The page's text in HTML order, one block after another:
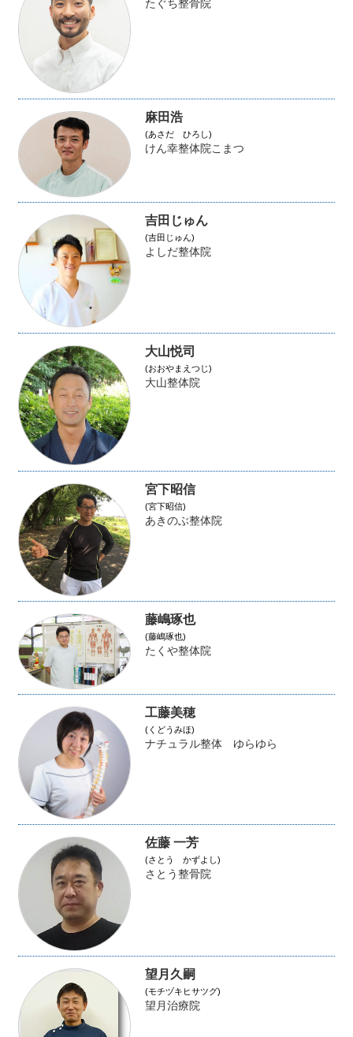
たぐち整骨院
麻田浩
(あさだ ひろし)
けん幸整体院こまつ
吉田じゅん
(吉田じゅん)
よしだ整体院
大山悦司
(おおやまえつじ)
大山整体院
宮下昭信
(宮下昭信)
あきのぶ整体院
藤嶋琢也
(藤嶋琢也)
たくや整体院
工藤美穂
(くどうみほ)
ナチュラル整体 ゆらゆら
佐藤 一芳
(さとう かずよし)
さとう整骨院
望月久嗣
(モチヅキヒサツグ)
望月治療院